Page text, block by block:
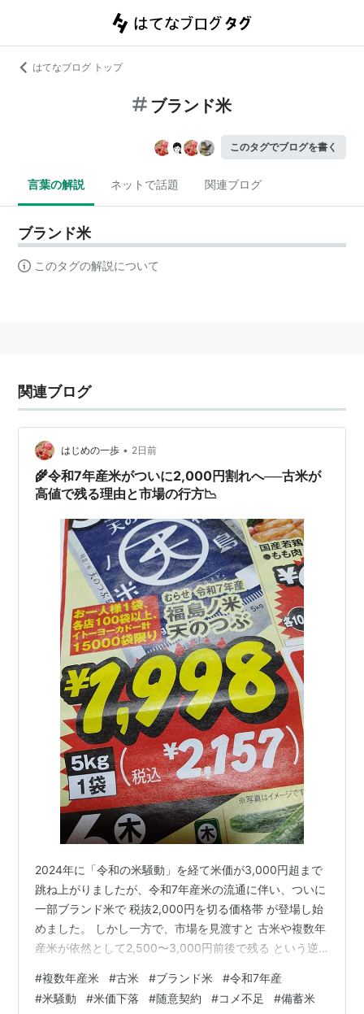
はてなブログ トップ
ブランド米
このタグでブログを書く
言葉の解説 ネットで話題 関連ブログ
ブランド米
このタグの解説について
関連ブログ
はじめの一歩 • 2日前
🌾令和7年産米がついに2,000円割れへ──古米が
高値で残る理由と市場の行方📉
2024年に「令和の米騒動」を経て米価が3,000円超まで
跳ね上がりましたが、令和7年産米の流通に伴い、ついに
一部ブランド米で 税抜2,000円を切る価格帯 が登場し始
めました。 しかし一方で、市場を見渡すと 古米や複数年
産米が依然として2,500〜3,000円前後で残る という逆
6年産米はどこへ消えたのか。 なぜ古米や複数年産米が
高止まりしているのか。 この記事では、実際の流通メカ
#複数年産米 #古米 #ブランド米 #令和7年産
#米騒動 #米価下落 #随意契約 #コメ不足 #備蓄米